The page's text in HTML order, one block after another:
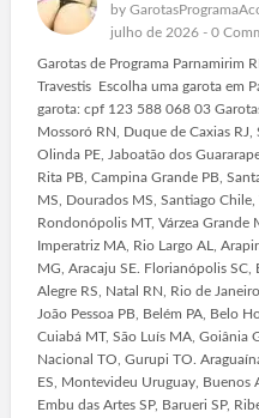
by
julho de 2026 - 0
Garotas de Programa Parnamirim
Travestis Escolha uma garota em
garota: cpf 123 588 068 03
Mossoró RN, Duque de Caxias RJ,
Olinda PE, Jaboatão dos
Rita PB, Campina Grande PB,
MS, Dourados MS, Santiago Chile,
Rondonópolis MT, Várzea Grande
Imperatriz MA, Rio Largo AL,
MG, Aracaju SE. Florianópolis
Alegre RS, Natal RN, Rio de
João Pessoa PB, Belém PA, Belo
Cuiabá MT, São Luís MA, Goiânia
Nacional TO, Gurupi TO.
ES, Montevideu Uruguay, Buenos
Embu das Artes SP, Barueri SP,